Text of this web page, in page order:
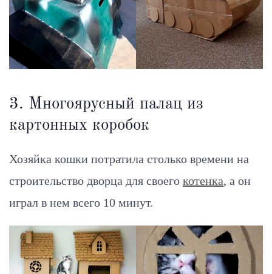
3. Многоярусный палац из
картонных коробок
Хозяйка кошки потратила столько времени на
строительство дворца для своего котенка, а он
играл в нем всего 10 минут.